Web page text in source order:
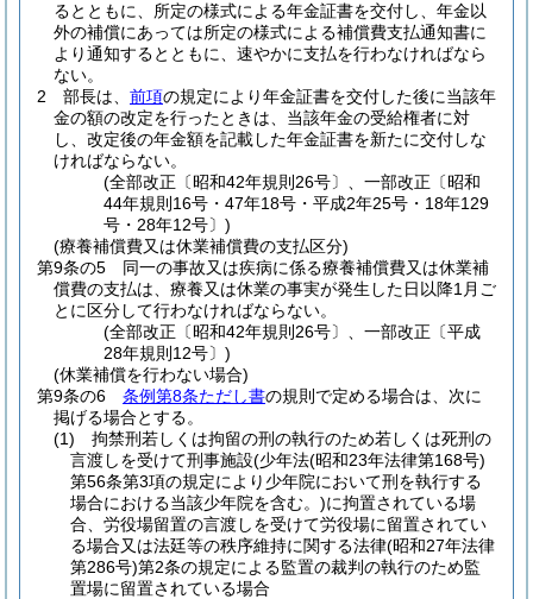
るとともに、所定の様式による年金証書を交付し、年金以
外の補償にあっては所定の様式による補償費支払通知書に
より通知するとともに、速やかに支払を行わなければなら
ない。
2
部長は、 前項の規定により年金証書を交付した後に当該年
金の額の改定を行ったときは、当該年金の受給権者に対
し、改定後の年金額を記載した年金証書を新たに交付しな
ければならない。
(全部改正〔昭和42年規則26号〕、一部改正〔昭和
44年規則16号・47年18号・平成2年25号・18年129
号・28年12号〕)
(療養補償費又は休業補償費の支払区分)
第9条の5
同一の事故又は疾病に係る療養補償費又は休業補
償費の支払は、療養又は休業の事実が発生した日以降1月ご
とに区分して行わなければならない。
(全部改正〔昭和42年規則26号〕、一部改正〔平成
28年規則12号〕)
(休業補償を行わない場合)
第9条の6
条例第8条ただし書の規則で定める場合は、次に
掲げる場合とする。
(1)
拘禁刑若しくは拘留の刑の執行のため若しくは死刑の
言渡しを受けて刑事施設(少年法(昭和23年法律第168号)
第56条第3項の規定により少年院において刑を執行する
場合における当該少年院を含む。)に拘置されている場
合、労役場留置の言渡しを受けて労役場に留置されてい
る場合又は法廷等の秩序維持に関する法律(昭和27年法律
第286号)第2条の規定による監置の裁判の執行のため監
置場に留置されている場合